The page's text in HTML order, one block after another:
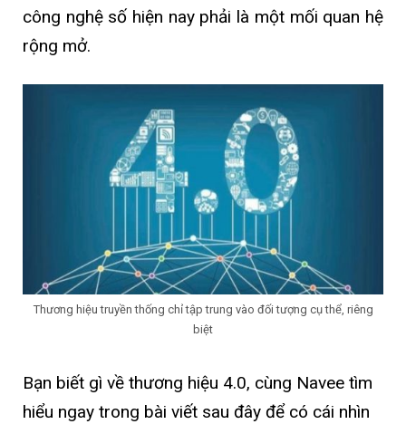
công nghệ số hiện nay phải là một mối quan hệ
rộng mở.
Thương hiệu truyền thống chỉ tập trung vào đối tượng cụ thể, riêng
biệt
Bạn biết gì về thương hiệu 4.0, cùng Navee tìm
hiểu ngay trong bài viết sau đây để có cái nhìn